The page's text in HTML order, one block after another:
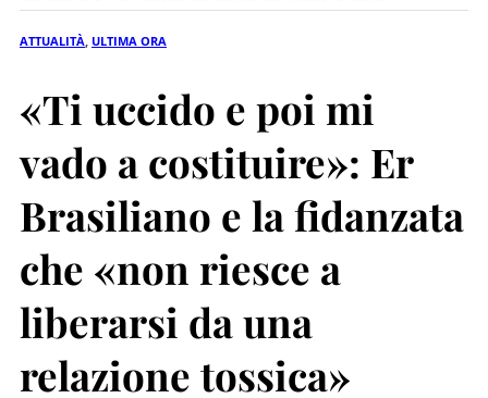
ATTUALITÀ ULTIMA ORA
«Ti uccido e poi mi
vado a costituire»: Er
Brasiliano e la fidanzata
che «non riesce a
liberarsi da una
relazione tossica»